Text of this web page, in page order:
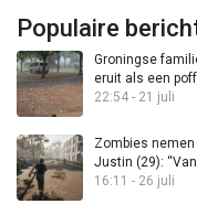
Populaire
Groningse
eruit als een
22:54 - 21 juli
Zombies
Justin (29):
16:11 - 26 juli